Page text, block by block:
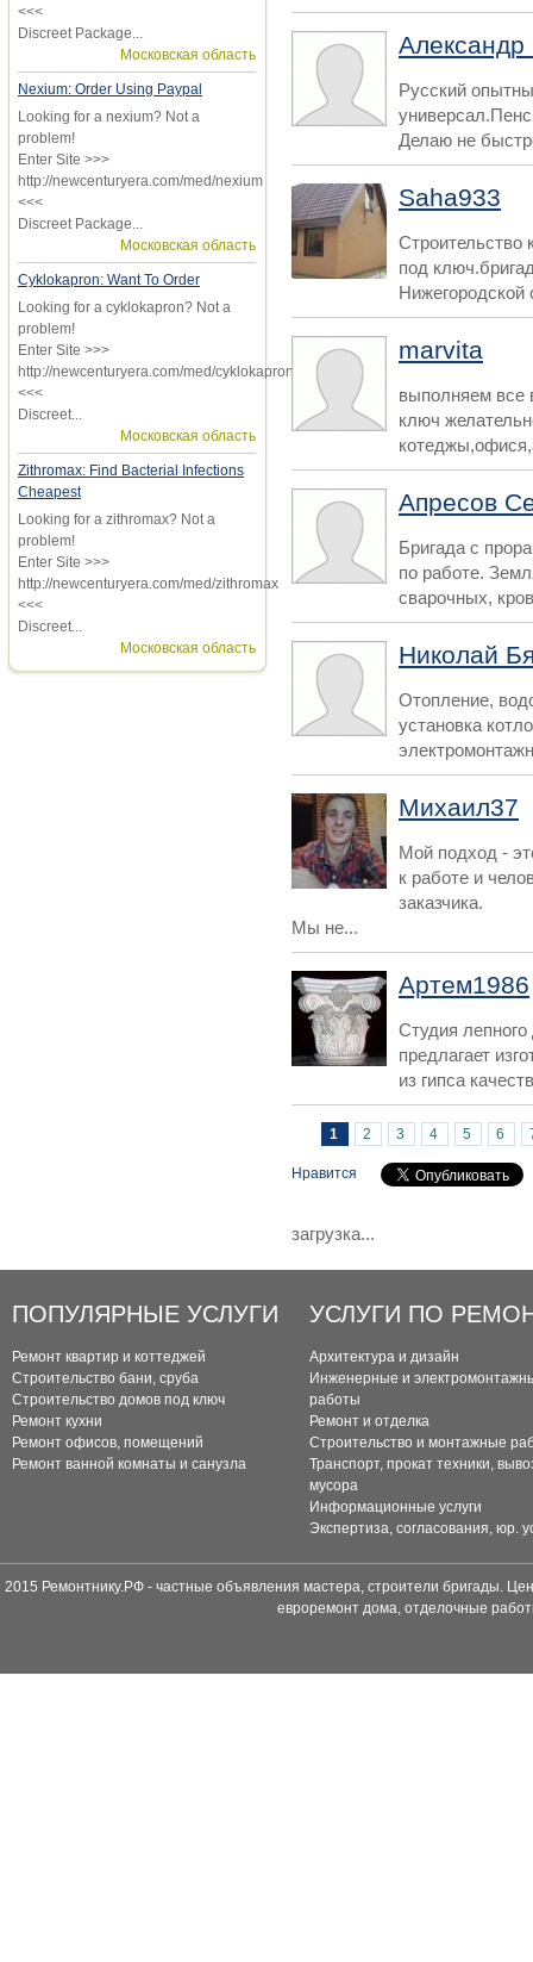
<<<
Discreet Package...
Московская область
Nexium: Order Using Paypal
Looking for a nexium? Not a
problem!
Enter Site >>>
http://newcenturyera.com/med/nexium
<<<
Discreet Package...
Московская область
Cyklokapron: Want To Order
Looking for a cyklokapron? Not a
problem!
Enter Site >>>
http://newcenturyera.com/med/cyklokapron
<<<
Discreet...
Московская область
Zithromax: Find Bacterial Infections
Cheapest
Looking for a zithromax? Not a
problem!
Enter Site >>>
http://newcenturyera.com/med/zithromax
<<<
Discreet...
Московская область
Русский
Делаю не
Saha933
Строительство
под
Нижегородской
marvita
выполняем все
ключ
Апресов
Бригада с
по работе.
сварочных,
Николай
Отопление,
установка
Михаил37
Мой подход -
к работе и
заказчика.
Мы не...
Артем1986
Студия
предлагает
из гипса
Страницы
1 2 3 4 5 6
Нравится
загрузка...
ПОПУЛЯРНЫЕ УСЛУГИ
Ремонт квартир и коттеджей
Строительство бани, сруба
Строительство домов под ключ
Ремонт кухни
Ремонт офисов, помещений
Ремонт ванной комнаты и санузла
УСЛУГИ ПО
Архитектура и дизайн
Инженерные и
работы
Ремонт и отделка
Строительство и монтажные
Транспорт, прокат техники,
мусора
Информационные услуги
Экспертиза, согласования, юр.
2015 Ремонтнику.РФ - частные объявления мастера, строители бригады.
евроремонт дома, отделочные